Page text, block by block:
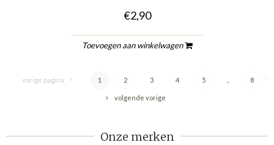
€2,90
Toevoegen aan winkelwagen
vorige pagina 1 2 3 4 5 8
volgende vorige
Onze merken